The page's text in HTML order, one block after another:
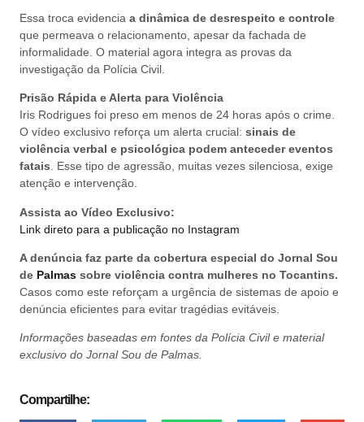
Essa troca evidencia a dinâmica de desrespeito e controle
que permeava o relacionamento, apesar da fachada de
informalidade. O material agora integra as provas da
investigação da Polícia Civil.
Prisão Rápida e Alerta para Violência
Iris Rodrigues foi preso em menos de 24 horas após o crime.
O vídeo exclusivo reforça um alerta crucial: sinais de
violência verbal e psicológica podem anteceder eventos
fatais . Esse tipo de agressão, muitas vezes silenciosa, exige
atenção e intervenção.
Assista ao Vídeo Exclusivo:
Link direto para a publicação no Instagram
A denúncia faz parte da cobertura especial do Jornal Sou
de Palmas sobre violência contra mulheres no Tocantins.
Casos como este reforçam a urgência de sistemas de apoio e
denúncia eficientes para evitar tragédias evitáveis.
Informações baseadas em fontes da Polícia Civil e material
exclusivo do Jornal Sou de Palmas.
Compartilhe: